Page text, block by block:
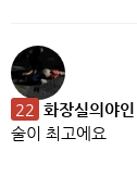
22 화장실의야인
술이 최고에요